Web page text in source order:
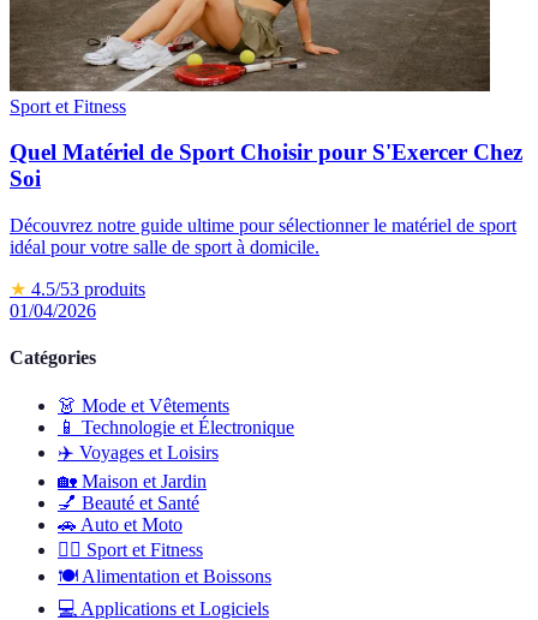
Sport et Fitness
Quel Matériel de Sport Choisir pour S'Exercer Chez
Soi
Découvrez notre guide ultime pour sélectionner le matériel de sport
idéal pour votre salle de sport à domicile.
★ 4.5/53 produits
01/04/2026
Catégories
👗 Mode et Vêtements
📱 Technologie et Électronique
✈️ Voyages et Loisirs
🏡 Maison et Jardin
💅 Beauté et Santé
🚗 Auto et Moto
🏋️‍♂️ Sport et Fitness
🍽️ Alimentation et Boissons
💻 Applications et Logiciels